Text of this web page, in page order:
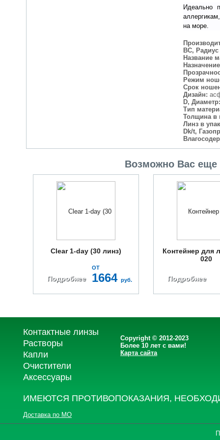
Идеально
на море.
BC,
Название
Режим
Срок
Дизайн:
D, Диаметр:
Тип
Толщина в
Линз в
Dk/t,
Возможно Вас еще
Clear 1-day (30 линз)
Подробнее
ОТ
1664 руб.
Контейнер для
020
Подробнее
Контактные линзы
Растворы
Капли
Очистители
Аксессуары
Copyright © 2012-2023
Более 10 лет с вами!
Карта сайта
ИМЕЮТСЯ ПРОТИВОПОКАЗАНИЯ,
Доставка по МО